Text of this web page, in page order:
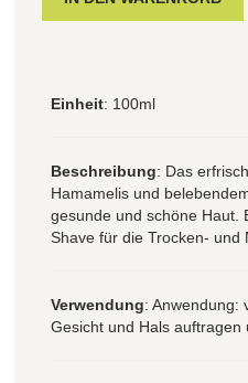
Einheit: 100ml
Beschreibung: Das
Hamamelis und
gesunde und schöne Haut.
Shave für die Trocken- und
Verwendung: Anwendung:
Gesicht und Hals auftragen